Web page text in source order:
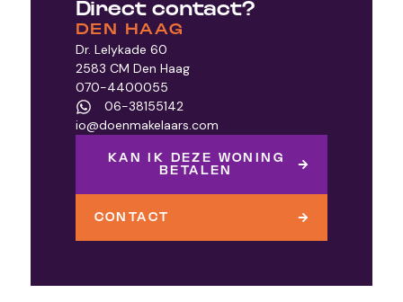
Direct contact?
DEN HAAG
Dr. Lelykade 60
2583 CM Den Haag
070-4400055
06-38155142
io@doenmakelaars.com
KAN IK DEZE WONING
BETALEN
CONTACT